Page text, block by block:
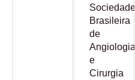
Sociedade
Brasileira
de
Angiologia
e
Cirurgia